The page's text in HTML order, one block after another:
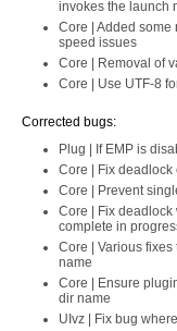
invokes the launch
Core | Added
speed issues
Core | Removal of
Core | Use UTF-8
Corrected bugs:
Plug | If EMP is
Core | Fix
Core | Prevent
Core | Fix
complete in
Core | Various
name
Core | Ensure
dir name
UIvz | Fix bug